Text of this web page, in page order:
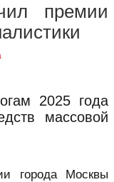
премии
2025 года
массовой
города Москвы